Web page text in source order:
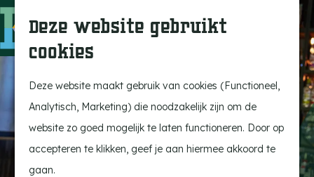
Deze website gebruikt
cookies
Deze website maakt gebruik van cookies (Functioneel,
Analytisch, Marketing) die noodzakelijk zijn om de
website zo goed mogelijk te laten functioneren. Door op
accepteren te klikken, geef je aan hiermee akkoord te
gaan.
G
a
o
e
n
MBeleef Bergeijk
Kempen Dinerbon
Vrijetijdsbesteding
Recreatie
BRGK Trein